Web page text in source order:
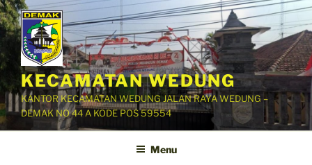
Skip
to
content
KECAMATAN WEDUNG
KANTOR KECAMATAN WEDUNG JALAN RAYA WEDUNG –
DEMAK NO 44 A KODE POS 59554
Menu